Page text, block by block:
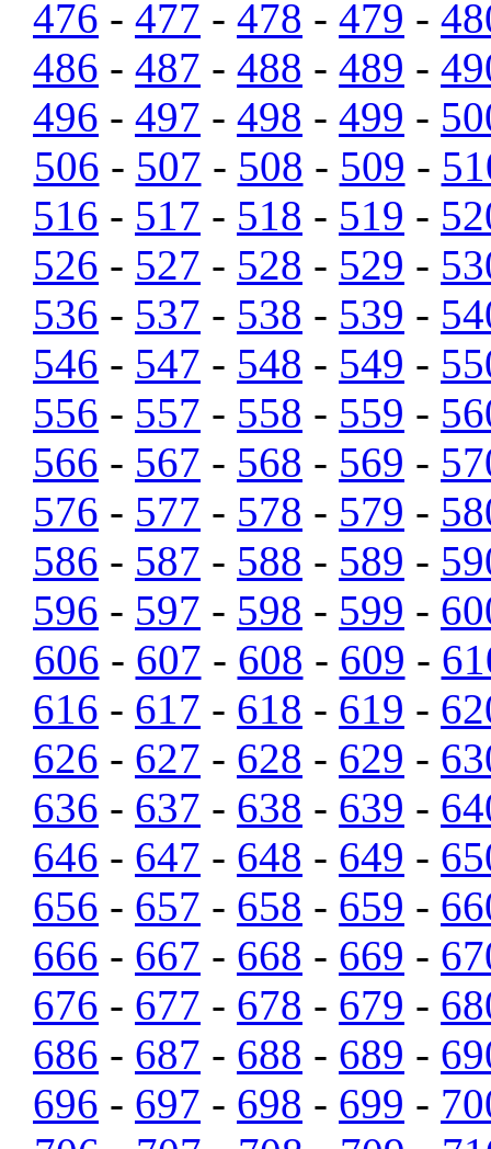
476 - 477 - 478 - 479 -
486 - 487 - 488 - 489 -
496 - 497 - 498 - 499 -
506 - 507 - 508 - 509 -
516 - 517 - 518 - 519 -
526 - 527 - 528 - 529 -
536 - 537 - 538 - 539 -
546 - 547 - 548 - 549 -
556 - 557 - 558 - 559 -
566 - 567 - 568 - 569 -
576 - 577 - 578 - 579 -
586 - 587 - 588 - 589 -
596 - 597 - 598 - 599 -
606 - 607 - 608 - 609 -
616 - 617 - 618 - 619 -
626 - 627 - 628 - 629 -
636 - 637 - 638 - 639 -
646 - 647 - 648 - 649 -
656 - 657 - 658 - 659 -
666 - 667 - 668 - 669 -
676 - 677 - 678 - 679 -
686 - 687 - 688 - 689 -
696 - 697 - 698 - 699 -